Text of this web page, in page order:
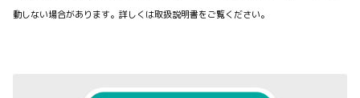
動しない場合があります。詳しくは取扱説明書をご覧ください。